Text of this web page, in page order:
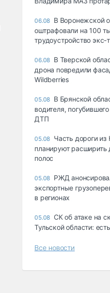
06.08 В Воронежской
оштрафовали на 100
трудоустройство
06.08 В Тверской
дрона повредили
Wildberries
05.08 В Брянской
водителя,
ДТП
05.08 Часть дороги из
планируют расширить
полос
05.08 РЖД
экспортные
в регионах
05.08 СК об атаке на
Тульской области:
Все новости